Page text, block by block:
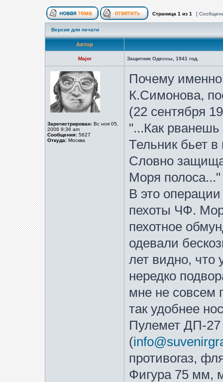
Страница1из1 [
Версия для печати
Автор
Major Защитник Одессы, 1941 год.
Зарегистрирован: Вс ноя 05,
2006 9:36 am
Сообщения: 5627
Откуда: Москва
Почему
К.Симонова,
(22 сентября
"...Как рванешь
Тельник бьет в
Словно
Моря полоса..."
В это
пехоты ЧФ.
пехотное
одевали
лет видно, что
нередко
мне не совсем
так удобнее
Пулемет ДП-27
(
противогаз,
Фигура 75 мм,